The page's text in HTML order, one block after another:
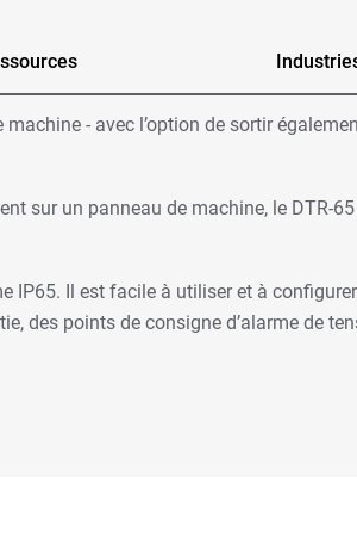
- avec l’option de sortir
sur un panneau de machine, le DTR-
IP65. Il est facile à utiliser et à
des points de consigne d’alarme de